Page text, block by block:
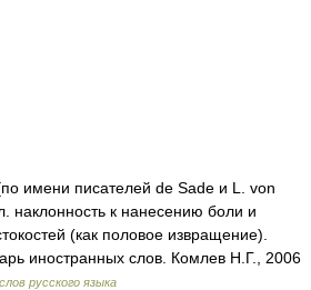
имени писателей de Sade и L. von
наклонность к нанесению боли и
(как половое извращение).
иностранных слов. Комлев Н.Г., 2006
русского языка